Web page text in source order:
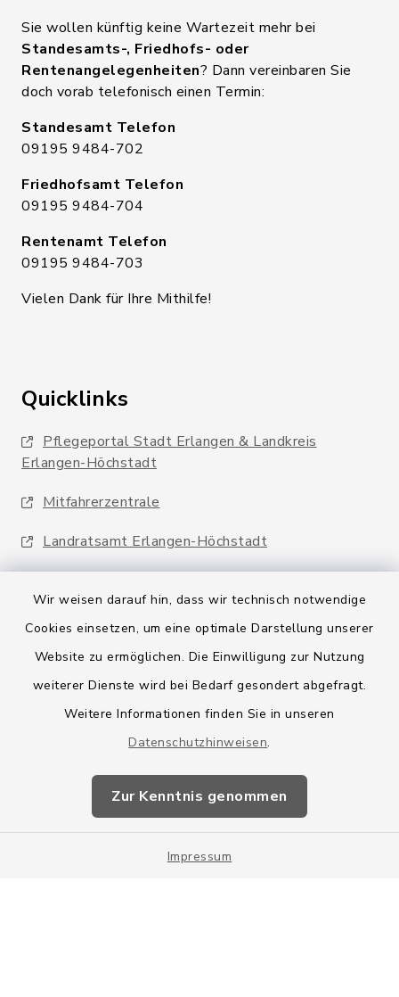
Wir weisen darauf hin, dass wir technisch notwendige
Cookies einsetzen, um eine optimale Darstellung unserer
Website zu ermöglichen. Die Einwilligung zur Nutzung
weiterer Dienste wird bei Bedarf gesondert abgefragt.
Weitere Informationen finden Sie in unseren
Datenschutzhinweisen.
Zur Kenntnis genommen
Impressum
Sie wollen künftig keine Wartezeit mehr bei
Standesamts-, Friedhofs- oder
Rentenangelegenheiten? Dann vereinbaren Sie
doch vorab telefonisch einen Termin:
Standesamt Telefon
09195 9484-702
Friedhofsamt Telefon
09195 9484-704
Rentenamt Telefon
09195 9484-703
Vielen Dank für Ihre Mithilfe!
Quicklinks
Pflegeportal Stadt Erlangen & Landkreis
Erlangen-Höchstadt
Mitfahrerzentrale
Landratsamt Erlangen-Höchstadt
Barrierefreiheit
Impressum
Sitemap